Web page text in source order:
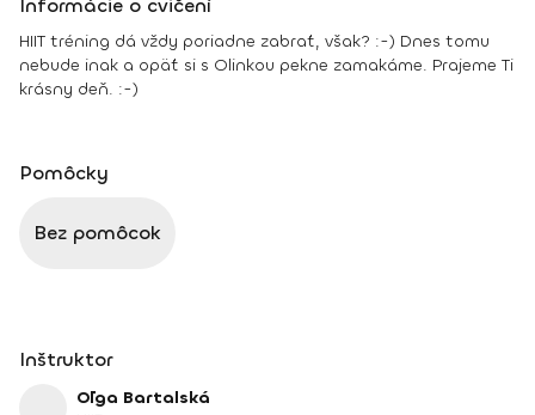
Informácie o cvičení
HIIT tréning dá vždy poriadne zabrať, však? :-) Dnes tomu
nebude inak a opäť si s Olinkou pekne zamakáme. Prajeme Ti
krásny deň. :-)
Pomôcky
Bez pomôcok
Inštruktor
Oľga Bartalská